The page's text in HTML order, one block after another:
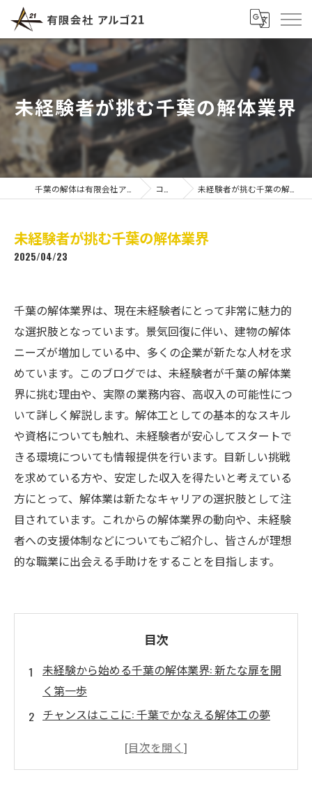
未経験者が挑む千葉の解体業界
コラム 未経験者が挑む千葉の解体業界
未経験者が挑む千葉の解体業界
2025/04/23
千葉の解体業界は、現在未経験者にとって非常に魅力的
な選択肢となっています。景気回復に伴い、建物の解体
ニーズが増加している中、多くの企業が新たな人材を求
めています。このブログでは、未経験者が千葉の解体業
界に挑む理由や、実際の業務内容、高収入の可能性につ
いて詳しく解説します。解体工としての基本的なスキル
や資格についても触れ、未経験者が安心してスタートで
きる環境についても情報提供を行います。目新しい挑戦
を求めている方や、安定した収入を得たいと考えている
方にとって、解体業は新たなキャリアの選択肢として注
目されています。これからの解体業界の動向や、未経験
者への支援体制などについてもご紹介し、皆さんが理想
的な職業に出会える手助けをすることを目指します。
目次
未経験から始める千葉の解体業界: 新たな扉を開
く第一歩
チャンスはここに: 千葉でかなえる解体工の夢
未経験者歓迎！解体業界の魅力と実際の業務内